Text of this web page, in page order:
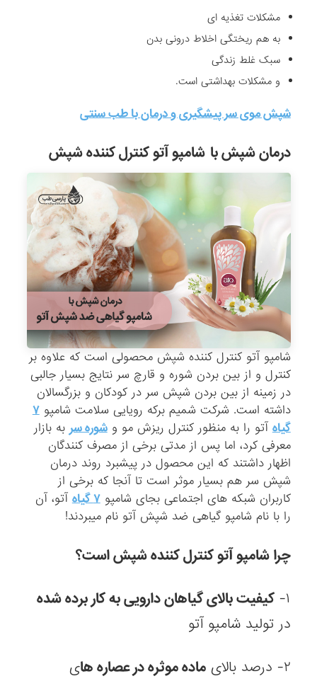
مشکلات تغذیه ای
به هم ریختگی اخلاط درونی بدن
سبک غلط زندگی
و مشکلات بهداشتی است.
شپش موی سر پیشگیری و درمان با طب سنتی
درمان شپش با شامپو آتو کنترل کننده شپش
شامپو آتو کنترل کننده شپش محصولی است که علاوه بر
کنترل و از بین بردن شوره و قارچ سر نتایج بسیار جالبی
در زمینه از بین بردن شپش سر در کودکان و بزرگسالان
داشته است. شرکت شمیم برکه رویایی سلامت شامپو۷
گیاهآتو را به منظور کنترل ریزش مو وشوره سر به بازار
معرفی کرد، اما پس از مدتی برخی از مصرف کنندگان
اظهار داشتند که این محصول در پیشبرد روند درمان
شپش سر هم بسیار موثر است تا آنجا که برخی از
کاربران شبکه های اجتماعی بجای شامپو۷ گیاه
آتو، آن
را با نام شامپو گیاهی ضد شپش آتو نام میبردند!
چرا شامپو آتو کنترل کننده شپش است؟
۱- کیفیت بالای گیاهان دارویی به کار برده شده
در تولید شامپو آتو
۲- درصد بالای ماده موثره در عصاره های